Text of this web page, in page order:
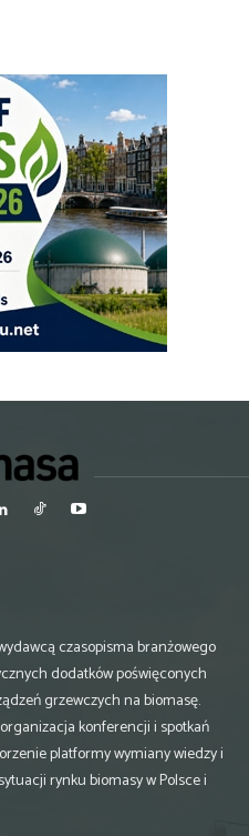
czasopisma branżowego
dodatków poświęconych
grzewczych na biomasę.
konferencji i spotkań
platformy wymiany wiedzy i
rynku biomasy w Polsce i